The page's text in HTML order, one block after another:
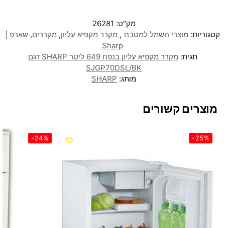
מק"ט: 26281
קטגוריות: מוצרי חשמל למטבח , מקרר מקפיא עליון, מקררים, שארפ |
Sharp
תגית:
מקרר מקפיא עליון בנפח 649 ליטר SHARP דגם
SJGP70DSL/BK
מותג: SHARP
מוצרים קשורים
-25%
-24%